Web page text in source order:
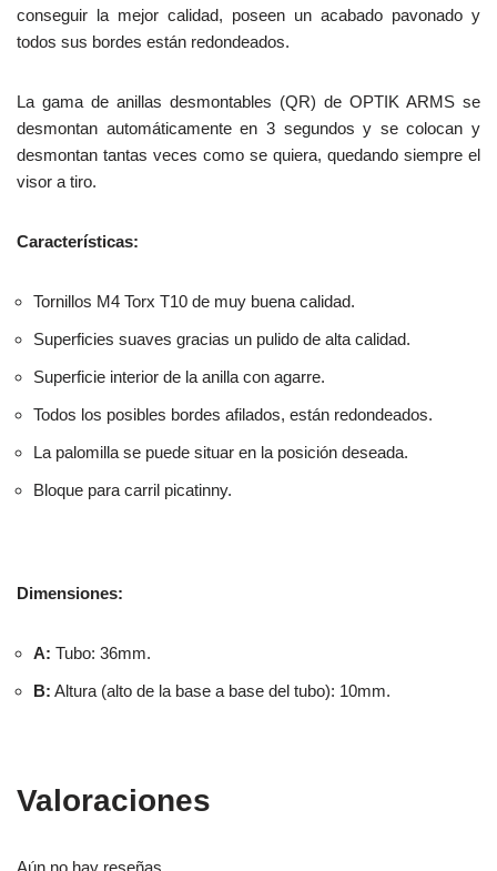
conseguir la mejor calidad, poseen un acabado pavonado y
todos sus bordes están redondeados.
La gama de anillas desmontables (QR) de OPTIK ARMS se
desmontan automáticamente en 3 segundos y se colocan y
desmontan tantas veces como se quiera, quedando siempre el
visor a tiro.
Características:
Tornillos M4 Torx T10 de muy buena calidad.
Superficies suaves gracias un pulido de alta calidad.
Superficie interior de la anilla con agarre.
Todos los posibles bordes afilados, están redondeados.
La palomilla se puede situar en la posición deseada.
Bloque para carril picatinny.
Dimensiones:
A: Tubo: 36mm.
B: Altura (alto de la base a base del tubo): 10mm.
Valoraciones